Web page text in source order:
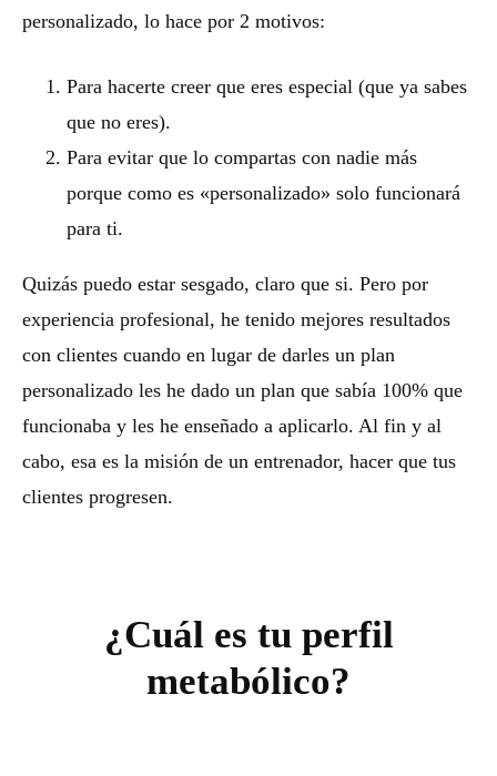
personalizado, lo hace por 2 motivos:
Para hacerte creer que eres especial (que ya sabes
que no eres).
Para evitar que lo compartas con nadie más
porque como es «personalizado» solo funcionará
para ti.
Quizás puedo estar sesgado, claro que si. Pero por
experiencia profesional, he tenido mejores resultados
con clientes cuando en lugar de darles un plan
personalizado les he dado un plan que sabía 100% que
funcionaba y les he enseñado a aplicarlo. Al fin y al
cabo, esa es la misión de un entrenador, hacer que tus
clientes progresen.
¿Cuál es tu perfil
metabólico?